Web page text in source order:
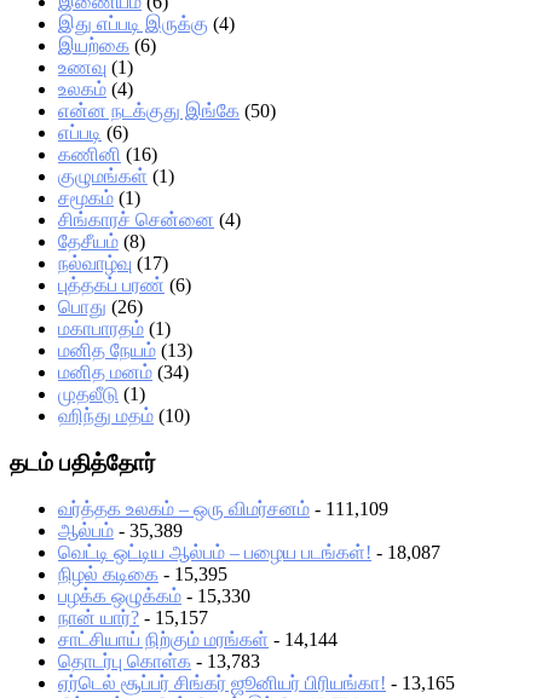
இது எப்படி இருக்கு (4)
இயற்கை (6)
உணவு (1)
உலகம் (4)
என்ன நடக்குது இங்கே (50)
எப்படி (6)
கணினி (16)
குழுமங்கள் (1)
சமூகம் (1)
சிங்காரச் சென்னை (4)
தேசீயம் (8)
நல்வாழ்வு (17)
புத்தகப் பரண் (6)
பொது (26)
மகாபாரதம் (1)
மனித நேயம் (13)
மனித மனம் (34)
முதலீடு (1)
ஹிந்து மதம் (10)
தடம் பதித்தோர்
வர்த்தக உலகம் – ஒரு விமர்சனம் - 111,109
ஆல்பம் - 35,389
வெட்டி ஒட்டிய ஆல்பம் – பழைய படங்கள்! - 18,087
நிழல் கடிகை - 15,395
பழக்க ஒழுக்கம் - 15,330
நான் யார்? - 15,157
சாட்சியாய் நிற்கும் மரங்கள் - 14,144
தொடர்பு கொள்க - 13,783
ஏர்டெல் சூப்பர் சிங்கர் ஜூனியர் பிரியங்கா! - 13,165